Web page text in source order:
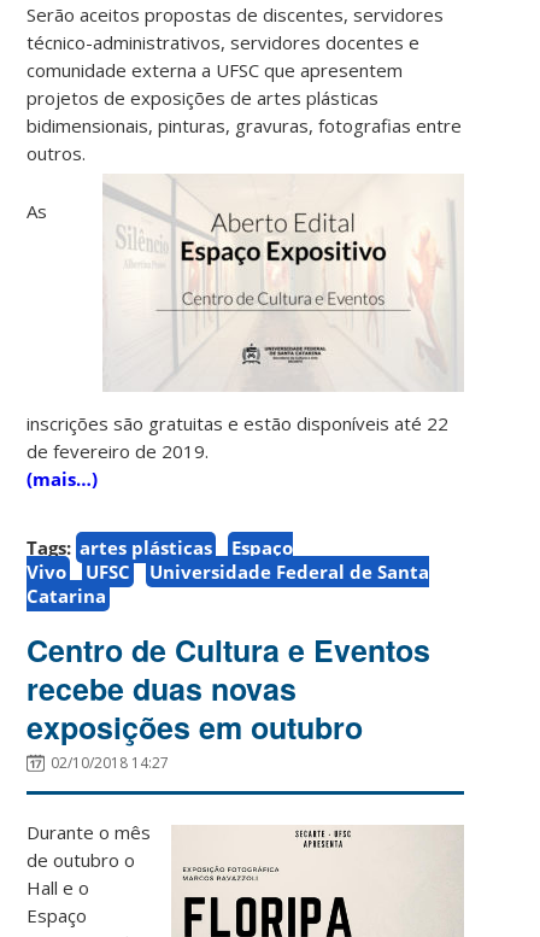
Serão aceitos propostas de discentes, servidores
técnico-administrativos, servidores docentes e
comunidade externa a UFSC que apresentem
projetos de exposições de artes plásticas
bidimensionais, pinturas, gravuras, fotografias entre
outros.
As
inscrições são gratuitas e estão disponíveis até 22
de fevereiro de 2019.
(mais…)
Tags: artes plásticas
Espaço
Vivo
UFSC
Universidade Federal de Santa
Catarina
Centro de Cultura e Eventos
recebe duas novas
exposições em outubro
02/10/2018 14:27
Durante o mês
de outubro o
Hall e o
Espaço